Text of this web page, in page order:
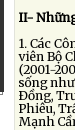
II-
1. Các
viên Bộ
(2001-
sống
Ðồng,
Phiêu,
Mạnh